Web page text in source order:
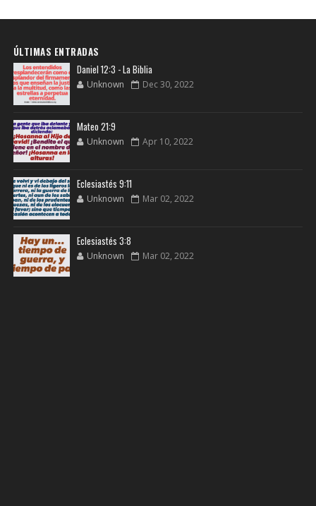
ÚLTIMAS ENTRADAS
Daniel 12:3 - La Biblia
Unknown Dec 30, 2022
Mateo 21:9
Unknown Apr 10, 2022
Eclesiastés 9:11
Unknown Mar 02, 2022
Eclesiastés 3:8
Unknown Mar 02, 2022